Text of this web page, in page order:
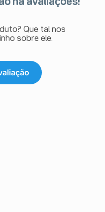
Que tal nos
sobre ele.